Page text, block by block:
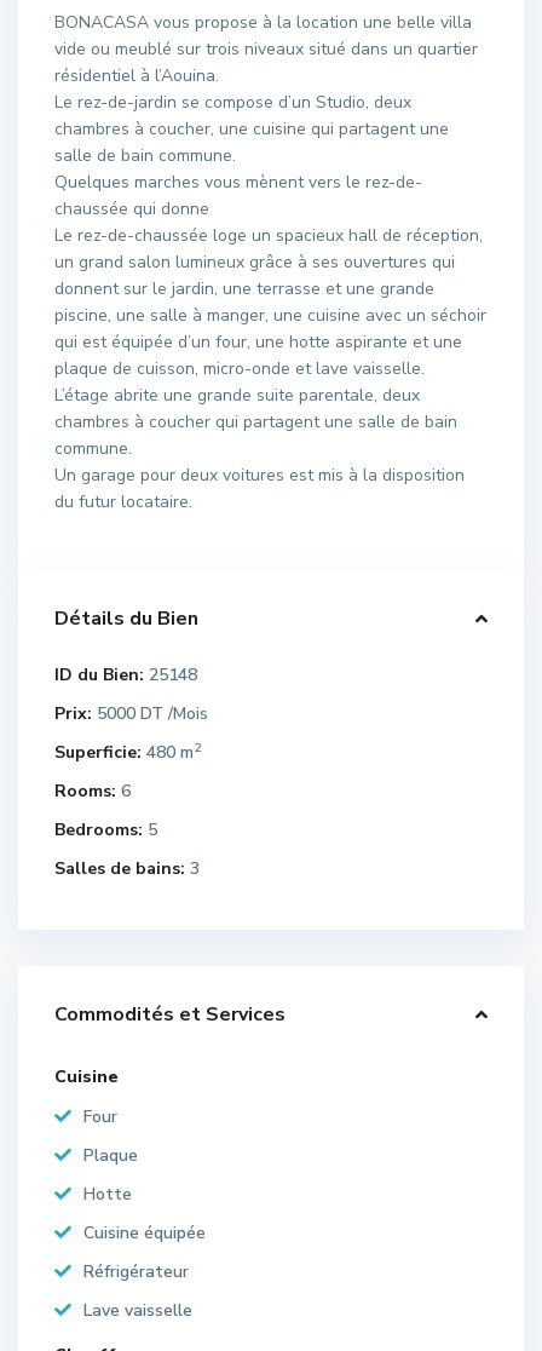
BONACASA vous propose à la location une belle villa
vide ou meublé sur trois niveaux situé dans un quartier
résidentiel à l’Aouina.
Le rez-de-jardin se compose d’un Studio, deux
chambres à coucher, une cuisine qui partagent une
salle de bain commune.
Quelques marches vous mènent vers le rez-de-
chaussée qui donne
Le rez-de-chaussée loge un spacieux hall de réception,
un grand salon lumineux grâce à ses ouvertures qui
donnent sur le jardin, une terrasse et une grande
piscine, une salle à manger, une cuisine avec un séchoir
qui est équipée d’un four, une hotte aspirante et une
plaque de cuisson, micro-onde et lave vaisselle.
L’étage abrite une grande suite parentale, deux
chambres à coucher qui partagent une salle de bain
commune.
Un garage pour deux voitures est mis à la disposition
du futur locataire.
Détails du Bien
ID du Bien: 25148
Prix: 5000 DT /Mois
Superficie: 480 m2
Rooms: 6
Bedrooms: 5
Salles de bains: 3
Commodités et Services
Cuisine
Four
Plaque
Hotte
Cuisine équipée
Réfrigérateur
Lave vaisselle